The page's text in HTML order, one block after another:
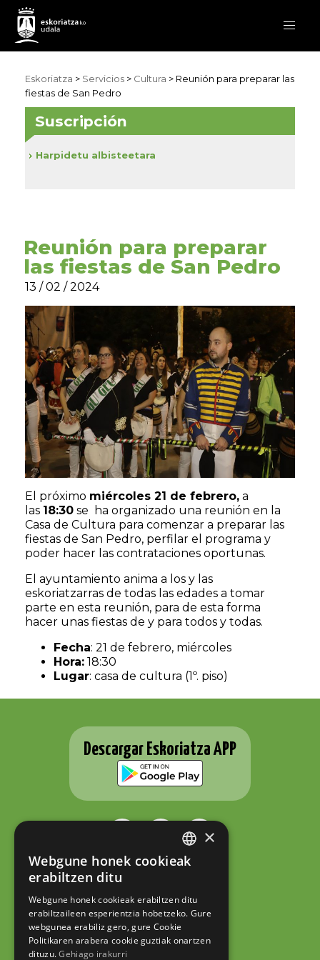
Eskoriatza > Servicios > Cultura > Reunión para preparar las
fiestas de San Pedro
Reunión para preparar
las fiestas de San Pedro
13 / 02 / 2024
El próximo miércoles 21 de febrero, a
las 18:30 se ha organizado una reunión en la
Casa de Cultura para comenzar a preparar las
fiestas de San Pedro, perfilar el programa y
poder hacer las contrataciones oportunas.
El ayuntamiento anima a los y las
eskoriatzarras de todas las edades a tomar
parte en esta reunión, para de esta forma
hacer unas fiestas de y para todos y todas.
Fecha: 21 de febrero, miércoles
Hora: 18:30
Lugar: casa de cultura (1º. piso)
Suscripción
Harpidetu albisteetara
Descargar Eskoriatza APP
ESKORIATZAKO UDALA
Fernando Eskoriatza plaza 1
20540 Eskoriatza (Gipuzkoa)
Tel.: 943 71 44 07
hazi@eskoriatza.eus
Contacto
BASQUE
×
Webgune honek cookieak
erabiltzen ditu
Webgune honek cookieak erabiltzen ditu
erabiltzaileen esperientzia hobetzeko. Gure
webgunea erabiliz gero, gure Cookie
Politikaren arabera cookie guztiak onartzen
dituzu. Gehiago irakurri